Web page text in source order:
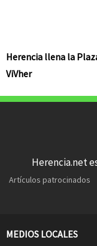
Herencia llena la
ViVher
Herencia.net
Artículos patrocinados
MEDIOS LOCALES